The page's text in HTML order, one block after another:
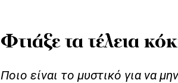
Φτιάξε τα τέλεια
Ποιο είναι το μυστικό για να